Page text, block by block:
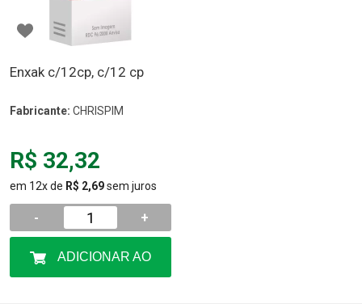
Enxak c/12cp, c/12 cp
Fabricante: CHRISPIM
R$ 32,32
em 12x de R$ 2,69sem juros
- +